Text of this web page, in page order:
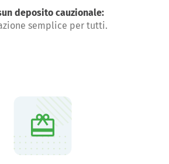
deposito cauzionale:
semplice per tutti.